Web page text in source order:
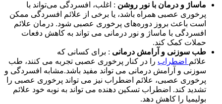
ماساژ و درمان با نور روشن : اغلب، افسردگی می‌تواند با
پرخوری عصبی همراه باشد، یا برخی از علائم افسردگی ممکن
است باعث بروز دوره‌های پرخوری عصبی شود. درمان علائم
افسردگی با ماساژ و نور درمانی می تواند به کاهش دفعات
حملات کمک کند.
طب سوزنی و آرامش درمانی : برای کسانی که
علائم
اضطراب را در کنار پرخوری عصبی تجربه می کنند، طب
سوزنی و آرامش درمانی می تواند مفید باشد.مشابه افسردگی و
پرخوری عصبی، علائم اضطراب نیز می تواند پرخوری عصبی را
تشدید کند. اضطراب تسکین دهنده می تواند به نوبه خود علائم
بولیمیا را کاهش دهد.